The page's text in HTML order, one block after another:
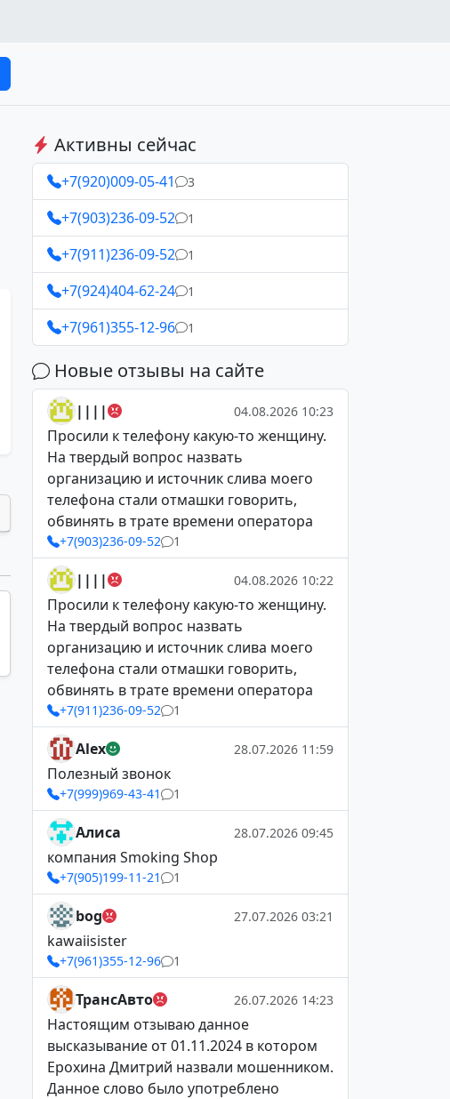
Активны сейчас
+7(920)009-05-41 3
+7(903)236-09-52 1
+7(911)236-09-52 1
+7(924)404-62-24 1
+7(961)355-12-96 1
Новые отзывы на сайте
|||| 04.08.2026 10:23
Просили к телефону какую-то женщину.
На твердый вопрос назвать
организацию и источник слива моего
телефона стали отмашки говорить,
обвинять в трате времени оператора
+7(903)236-09-52 1
|||| 04.08.2026 10:22
Просили к телефону какую-то женщину.
На твердый вопрос назвать
организацию и источник слива моего
телефона стали отмашки говорить,
обвинять в трате времени оператора
+7(911)236-09-52 1
Alex 28.07.2026 11:59
Полезный звонок
+7(999)969-43-41 1
Алиса 28.07.2026 09:45
компания Smoking Shop
+7(905)199-11-21 1
bog 27.07.2026 03:21
kawaiisister
+7(961)355-12-96 1
ТрансАвто 26.07.2026 14:23
Настоящим отзываю данное
высказывание от 01.11.2024 в котором
Ерохина Дмитрий назвали мошенником.
Данное слово было употреблено